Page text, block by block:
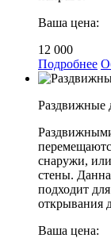
Ваша цена:
12 000
Подробнее
Раздвижные
снаружи,
стены.
подходит
открывания
Ваша цена: